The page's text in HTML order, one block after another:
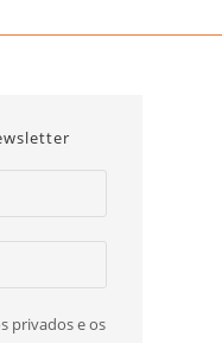
privados e os